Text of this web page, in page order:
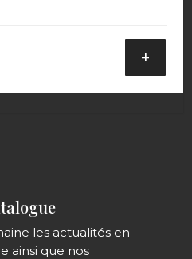
+
les actualités en
ainsi que nos